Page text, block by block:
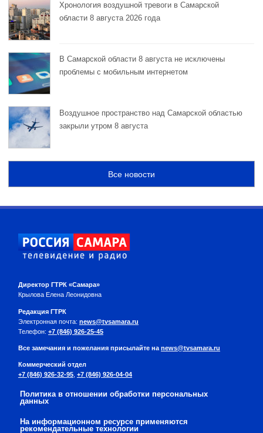
Хронология воздушной тревоги в Самарской
области 8 августа 2026 года
В Самарской области 8 августа не исключены
проблемы с мобильным интернетом
Воздушное пространство над Самарской областью
закрыли утром 8 августа
Все новости
Директор ГТРК «Самара»
Крылова Елена Леонидовна
Редакция ГТРК
Электронная почта: news@tvsamara.ru
Телефон: +7 (846) 926-25-45
Все замечания и пожелания присылайте на news@tvsamara.ru
Коммерческий отдел
+7 (846) 926-32-95 +7 (846) 926-04-04
Политика в отношении обработки персональных
данных
На информационном ресурсе применяются
рекомендательные технологии